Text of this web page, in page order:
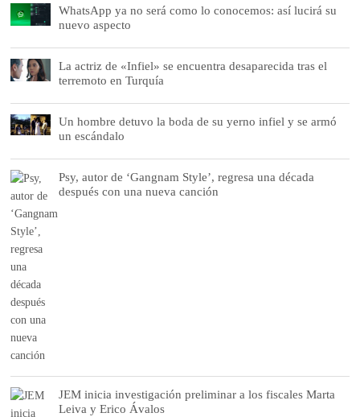
WhatsApp ya no será como lo conocemos: así lucirá su
nuevo aspecto
La actriz de «Infiel» se encuentra desaparecida tras el
terremoto en Turquía
Un hombre detuvo la boda de su yerno infiel y se armó
un escándalo
Psy, autor de ‘Gangnam Style’, regresa una década
después con una nueva canción
JEM inicia investigación preliminar a los fiscales Marta
Leiva y Erico Ávalos